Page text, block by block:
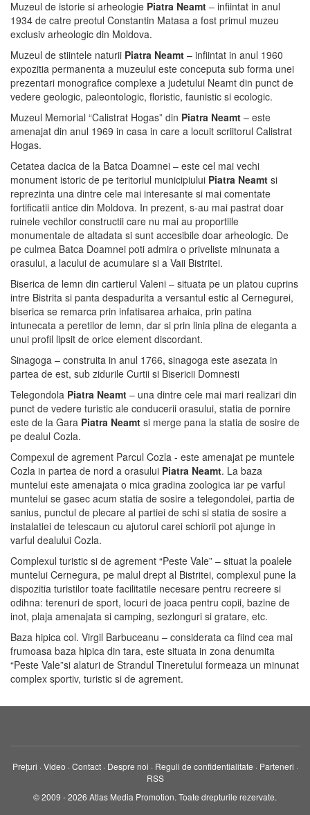
Muzeul de istorie si arheologie Piatra Neamt – infiintat in anul
1934 de catre preotul Constantin Matasa a fost primul muzeu
exclusiv arheologic din Moldova.
Muzeul de stiintele naturii Piatra Neamt – infiintat in anul 1960
expozitia permanenta a muzeului este conceputa sub forma unei
prezentari monografice complexe a judetului Neamt din punct de
vedere geologic, paleontologic, floristic, faunistic si ecologic.
Muzeul Memorial “Calistrat Hogas” din Piatra Neamt – este
amenajat din anul 1969 in casa in care a locuit scriitorul Calistrat
Hogas.
Cetatea dacica de la Batca Doamnei – este cel mai vechi
monument istoric de pe teritoriul municipiului Piatra Neamt si
reprezinta una dintre cele mai interesante si mai comentate
fortificatii antice din Moldova. In prezent, s-au mai pastrat doar
ruinele vechilor constructii care nu mai au proportiile
monumentale de altadata si sunt accesibile doar arheologic. De
pe culmea Batca Doamnei poti admira o priveliste minunata a
orasului, a lacului de acumulare si a Vaii Bistritei.
Biserica de lemn din cartierul Valeni – situata pe un platou cuprins
intre Bistrita si panta despadurita a versantul estic al Cernegurei,
biserica se remarca prin infatisarea arhaica, prin patina
intunecata a peretilor de lemn, dar si prin linia plina de eleganta a
unui profil lipsit de orice element discordant.
Sinagoga – construita in anul 1766, sinagoga este asezata in
partea de est, sub zidurile Curtii si Bisericii Domnesti
Telegondola Piatra Neamt – una dintre cele mai mari realizari din
punct de vedere turistic ale conducerii orasului, statia de pornire
este de la Gara Piatra Neamt si merge pana la statia de sosire de
pe dealul Cozla.
Compexul de agrement Parcul Cozla - este amenajat pe muntele
Cozla in partea de nord a orasului Piatra Neamt. La baza
muntelui este amenajata o mica gradina zoologica iar pe varful
muntelui se gasec acum statia de sosire a telegondolei, partia de
sanius, punctul de plecare al partiei de schi si statia de sosire a
instalatiei de telescaun cu ajutorul carei schiorii pot ajunge in
varful dealului Cozla.
Complexul turistic si de agrement “Peste Vale” – situat la poalele
muntelui Cernegura, pe malul drept al Bistritei, complexul pune la
dispozitia turistilor toate facilitatile necesare pentru recreere si
odihna: terenuri de sport, locuri de joaca pentru copii, bazine de
inot, plaja amenajata si camping, sezlonguri si gratare, etc.
Baza hipica col. Virgil Barbuceanu – considerata ca fiind cea mai
frumoasa baza hipica din tara, este situata in zona denumita
“Peste Vale”si alaturi de Strandul Tineretului formeaza un minunat
complex sportiv, turistic si de agrement.
Prețuri ·Video ·Contact· Despre noi · Reguli de confidentialitate · Parteneri ·
RSS
© 2009 - 2026 Atlas Media Promotion. Toate drepturile rezervate.